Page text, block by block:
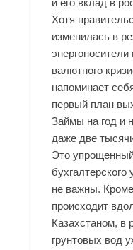
и его вклад в
Хотя
изменилась в
валютного
напоминает
первый план
Займы на год и
даже две
Это
не важны.
происходит
Казахстаном, в
грунтовых вод